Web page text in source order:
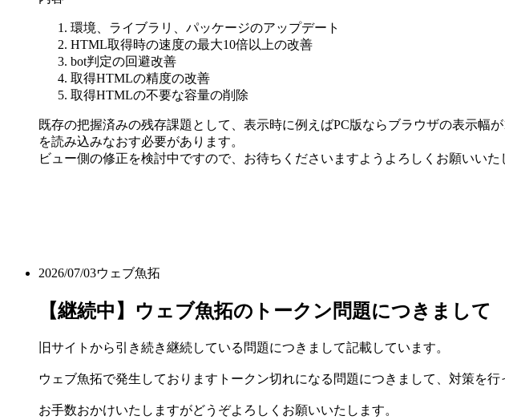
環境、ライブラリ、パッケージのアップデート
HTML取得時の速度の最大10倍以上の改善
bot判定の回避改善
取得HTMLの精度の改善
取得HTMLの不要な容量の削除
既存の把握済みの残存課題として、表示時に例えばPC版ならブラウザの表示幅
を読み込みなおす必要があります。
ビュー側の修正を検討中ですので、お待ちくださいますようよろしくお願いいた
2026/07/03ウェブ魚拓
【継続中】ウェブ魚拓のトークン問題につきまして
旧サイトから引き続き継続している問題につきまして記載しています。
ウェブ魚拓で発生しておりますトークン切れになる問題につきまして、対策を
お手数おかけいたしますがどうぞよろしくお願いいたします。